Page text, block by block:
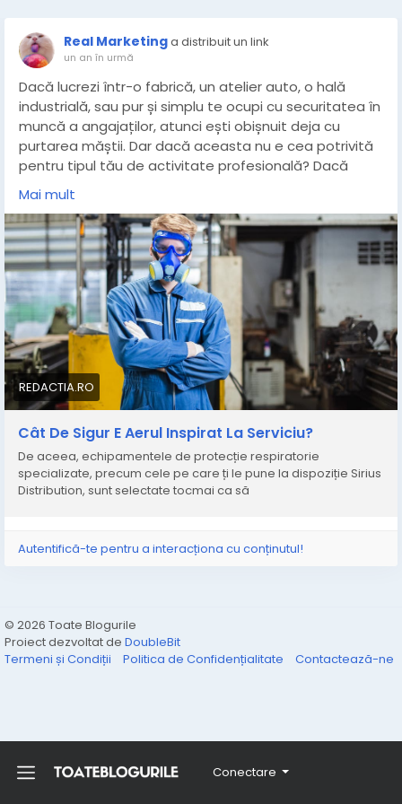
Conectare
Real Marketinga distribuit un link
un an în urmă
Dacă lucrezi într-o fabrică, un atelier auto, o hală
industrială, sau pur și simplu te ocupi cu securitatea în
muncă a angajaților, atunci ești obișnuit deja cu
purtarea măștii. Dar dacă aceasta nu e cea potrivită
pentru tipul tău de activitate profesională? Dacă
filtrul nu face față? Sau dacă aerul nu trece prin filtru,
ci pătrunde pe lângă mască, direct în plămâni? Nu
simți nimic acum și nici peste o lună, dar bolile
profesionale nu apar brusc, ci se acumulează în timp,
și apar fix atunci când deja ai uitat la ce te-ai expus
ani de zile.
Citește mai mult la:https://redactia.ro/cat-de-sigur-
e-aerul-inspirat-la-serviciu-388177
Informaţiile publicate pe site-ul redactia.ro pot fi
preluate, în conformitate cu legislația aplicabilă, doar
în limita a 120 de caractere.
Mai mult
REDACTIA.RO
Cât De Sigur E Aerul Inspirat La Serviciu?
De aceea, echipamentele de protecție respiratorie
specializate, precum cele pe care ți le pune la dispoziție Sirius
Distribution, sunt selectate tocmai ca să
Autentifică-te pentru a interacționa cu conținutul!
© 2026 Toate Blogurile
Proiect dezvoltat de DoubleBit
Termeni și Condiții
Politica de Confidențialitate Contactează-ne